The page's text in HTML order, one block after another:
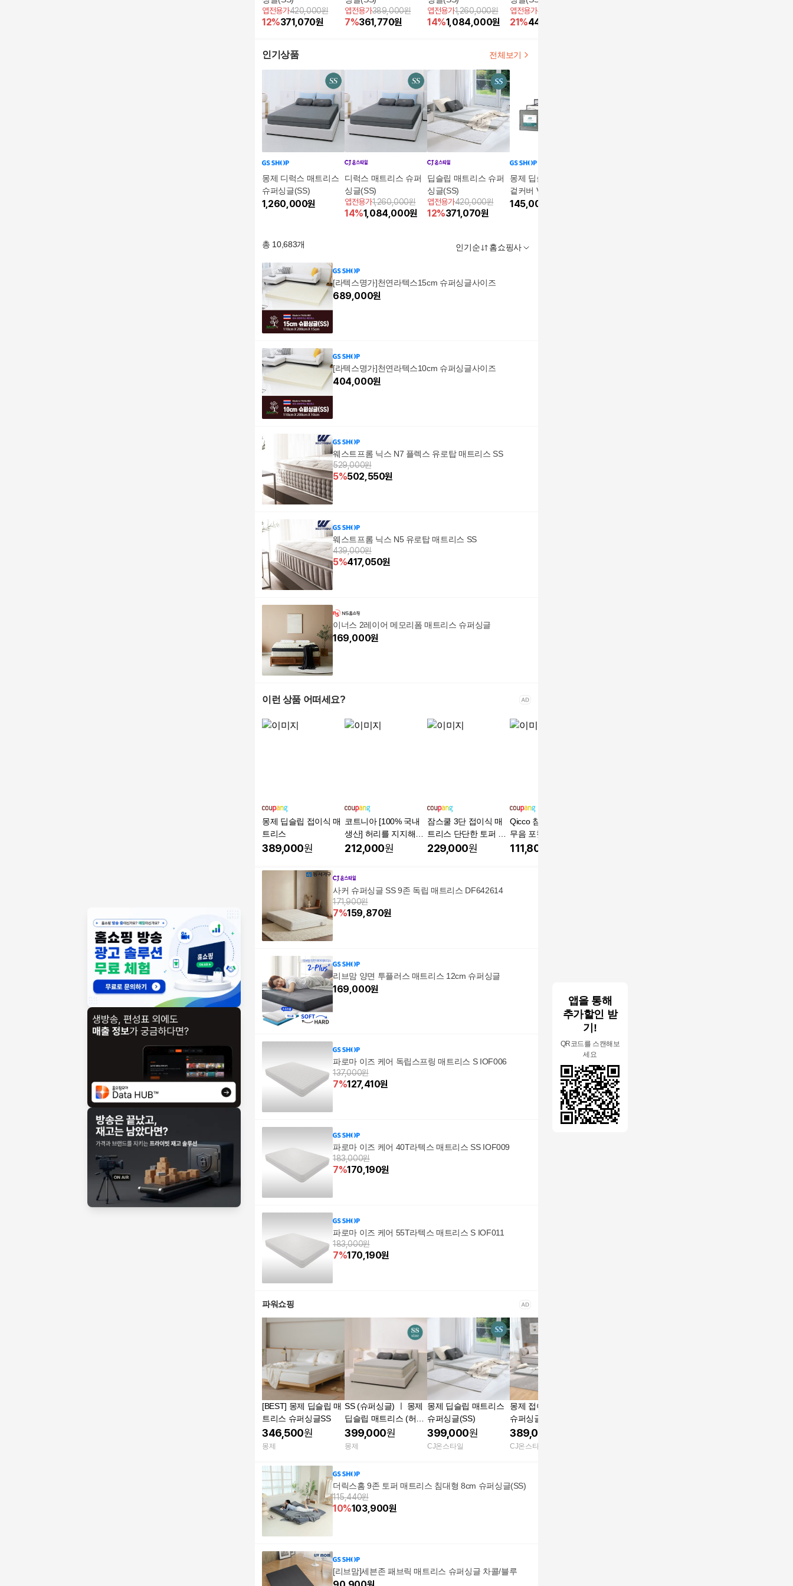
앱을 통해
추가할인 받
기!
QR코드를 스캔해보
세요
앱전용가420,000원
12%371,070원
앱전용가389,000원
7%361,770원
앱전용가1,260,000원
14%1,084,000원
(밴딩형) 슈퍼싱글(SS)
세트
앱전용가565,000원
21%446,632
인기상품 전체보기
몽제 디럭스 매트리스
슈퍼싱글(SS)
1,260,000원
디럭스 매트리스 슈퍼
싱글(SS)
앱전용가1,260,000원
14%1,084,000원
딥슬립 매트리스 슈퍼
싱글(SS)
앱전용가420,000원
12%371,070원
몽제 딥슬립 매트리스
겉커버 V 슈퍼싱글(SS)
145,000
총 10,683개 인기순 홈쇼핑사
[라텍스명가]천연라텍스15cm 슈퍼싱글사이즈
689,000원
[라텍스명가]천연라텍스10cm 슈퍼싱글사이즈
404,000원
웨스트프롬 닉스 N7 플렉스 유로탑 매트리스 SS
529,000원
5%502,550원
웨스트프롬 닉스 N5 유로탑 매트리스 SS
439,000원
5%417,050원
이너스 2레이어 메모리폼 매트리스 슈퍼싱글
169,000원
이런 상품 어떠세요?
몽제 딥슬립 접이식 매
트리스
389,000원
코트니아 [100% 국내
생산] 허리를 지지해주
는 고탄성 방수 3단 접
212,000원
잠스쿨 3단 접이식 매
트리스 단단한 토퍼 허
리에좋은 침대 바닥 매
229,000원
Qicco 침대 매트리스
무음 포켓스프링 바닥
매트리스, 20cm, 중간
111,800
사커 슈퍼싱글 SS 9존 독립 매트리스 DF642614
171,900원
7%159,870원
리브맘 양면 투플러스 매트리스 12cm 슈퍼싱글
169,000원
파로마 이즈 케어 독립스프링 매트리스 S IOF006
137,000원
7%127,410원
파로마 이즈 케어 40T라텍스 매트리스 SS IOF009
183,000원
7%170,190원
파로마 이즈 케어 55T라텍스 매트리스 S IOF011
183,000원
7%170,190원
파워쇼핑
[BEST] 몽제 딥슬립 매
트리스 슈퍼싱글SS
346,500원
몽제
SS (슈퍼싱글) ㅣ 몽제
딥슬립 매트리스 (허리
에 좋은 탄탄한 매트리
스 / 침대 바닥 거실 토
399,000원
몽제
몽제 딥슬립 매트리스
슈퍼싱글(SS)
399,000원
CJ온스타일
몽제 접이식 매트리스
슈퍼싱글(SS)
389,000
CJ온스타일
더릭스홈 9존 토퍼 매트리스 침대형 8cm 슈퍼싱글(SS)
115,440원
10%103,900원
[리브맘]세븐존 패브릭 매트리스 슈퍼싱글 차콜/블루